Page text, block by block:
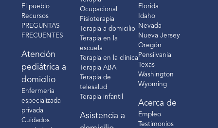
El pueblo
Recursos
PREGUNTAS
FRECUENTES
Atención
pediátrica a
domicilio
Enfermería
especializada
privada
Cuidados
Ocupacional
Fisioterapia
Terapia a domicilio
Terapia en la
escuela
Terapia en la clínica
Terapia ABA
Terapia de
telesalud
Terapia infantil
Asistencia a
Florida
Idaho
Nevada
Nueva Jersey
Oregón
Pensilvania
Texas
Washington
Wyoming
Acerca de
Empleo
Testimonios